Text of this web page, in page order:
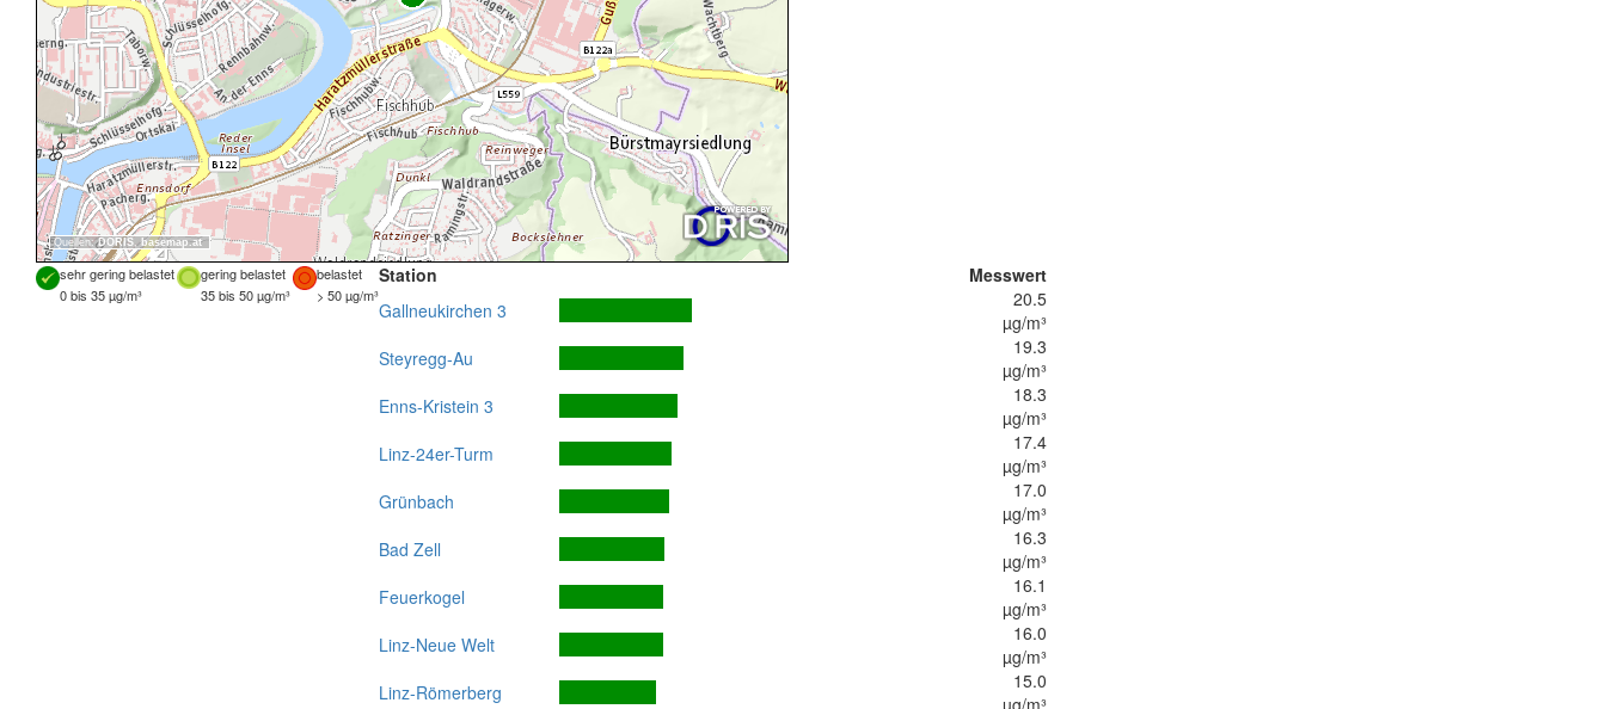
Quellen:DORIS, basemap.at
sehr gering belastet gering belastet
belastet
0 bis 35 µg/m³
35 bis 50 µg/m³ > 50 µg/m³
Station
Messwert
Gallneukirchen 3
20.5
µg/m³
Steyregg-Au
19.3
µg/m³
Enns-Kristein 3
18.3
µg/m³
Linz-24er-Turm
17.4
µg/m³
Grünbach
17.0
µg/m³
Bad Zell
16.3
µg/m³
Feuerkogel
16.1
µg/m³
Linz-Neue Welt
16.0
µg/m³
Linz-Römerberg
15.0
µg/m³